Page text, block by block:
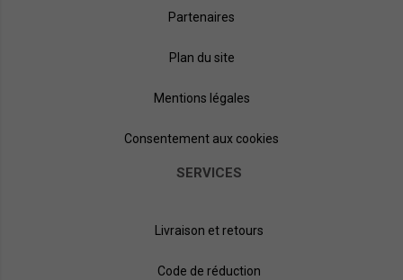
Partenaires
Plan du site
Mentions légales
Consentement aux cookies
SERVICES
Livraison et retours
Code de réduction